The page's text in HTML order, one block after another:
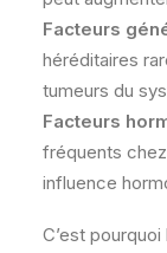
Facteurs
héréditaires
tumeurs du
Facteurs
fréquents
influence
C’est